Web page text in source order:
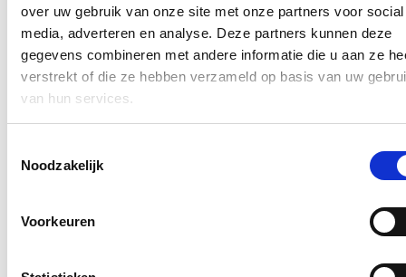
over uw gebruik van onze site met onze partners voor social
media, adverteren en analyse. Deze partners kunnen deze
gegevens combineren met andere informatie die u aan ze
verstrekt of die ze hebben verzameld op basis van uw
van hun services.
Noodzakelijk
Voorkeuren
Speelzones in de buurt zijn belangrijke ontmoetingsplaatsen voor
kinderen, ouders en buurtbewoners. Ze dragen bij aan de
leefbaarheid van de wijk en bieden kinderen de mogelijkheid om
dicht bij huis veilig te spelen.
Berucht brugje waar bestuurders zich om de
12/07/26
onder de lage spoorwegbrug in de Spesbroekstraat in Wondelgem